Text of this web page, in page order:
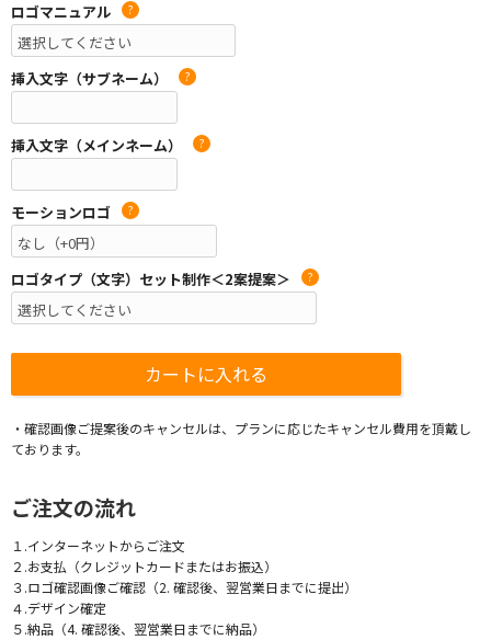
ロゴマニュアル ?
挿入文字（サブネーム） ?
挿入文字（メインネーム） ?
モーションロゴ ?
ロゴタイプ（文字）セット制作＜2案提案＞ ?
・確認画像ご提案後のキャンセルは、プランに応じたキャンセル費用を頂戴し
ております。
ご注文の流れ
１.インターネットからご注文
２.お支払（クレジットカードまたはお振込）
３.ロゴ確認画像ご確認（2. 確認後、翌営業日までに提出）
４.デザイン確定
５.納品（4. 確認後、翌営業日までに納品）